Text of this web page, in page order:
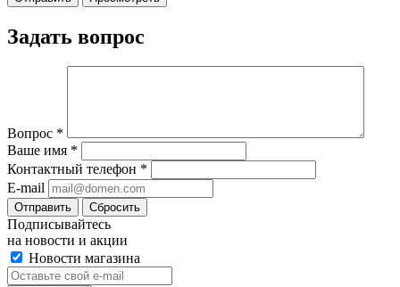
Задать вопрос
Вопрос *
Ваше имя *
Контактный телефон *
E-mail
Отправить Сбросить
Подписывайтесь
на новости и акции
Новости магазина